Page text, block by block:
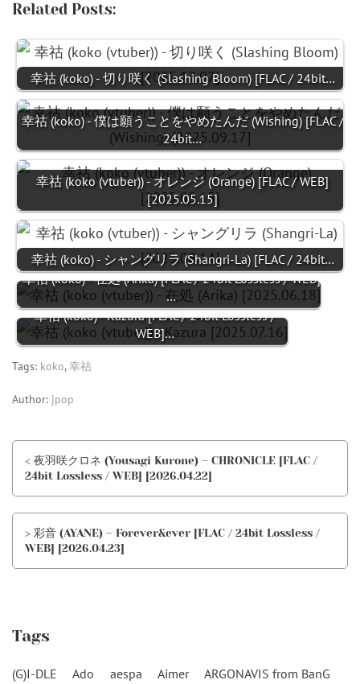
Related Posts:
幸祜 (koko) - 切り咲く (Slashing Bloom) [FLAC / 24bit…
幸祜 (koko) - 僕は願うことをやめたんだ (Wishing) [FLAC /
24bit…
幸祜 (koko (vtuber)) - オレンジ (Orange) [FLAC / WEB]
[2025.05.15]
幸祜 (koko) - シャングリラ (Shangri-La) [FLAC / 24bit…
幸祜 (koko) - 在処 (Arika) [FLAC / 24bit Lossless / WEB]
…
幸祜 (koko) - Kazura [FLAC / 24bit Lossless /
WEB]…
Tags: koko,幸祜
Author: jpop
< 夜羽咲クロネ (Yousagi Kurone) – CHRONICLE [FLAC /
24bit Lossless / WEB] [2026.04.22]
> 彩音 (AYANE) – Forever&ever [FLAC / 24bit Lossless /
WEB] [2026.04.23]
Tags
(G)I-DLE Ado aespa Aimer
ARGONAVIS from BanG